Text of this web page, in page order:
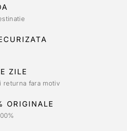
ZILE
returna fara motiv
ORIGINALE